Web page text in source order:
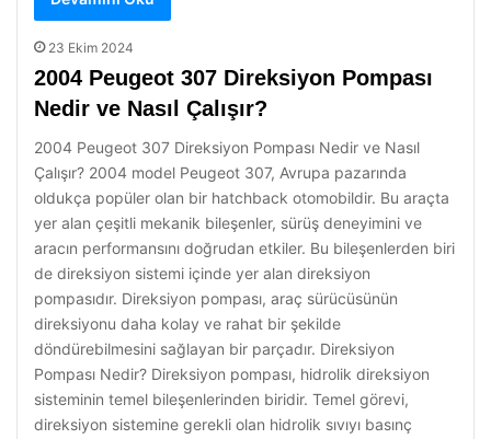
23 Ekim 2024
2004 Peugeot 307 Direksiyon Pompası
Nedir ve Nasıl Çalışır?
2004 Peugeot 307 Direksiyon Pompası Nedir ve Nasıl
Çalışır? 2004 model Peugeot 307, Avrupa pazarında
oldukça popüler olan bir hatchback otomobildir. Bu araçta
yer alan çeşitli mekanik bileşenler, sürüş deneyimini ve
aracın performansını doğrudan etkiler. Bu bileşenlerden biri
de direksiyon sistemi içinde yer alan direksiyon
pompasıdır. Direksiyon pompası, araç sürücüsünün
direksiyonu daha kolay ve rahat bir şekilde
döndürebilmesini sağlayan bir parçadır. Direksiyon
Pompası Nedir? Direksiyon pompası, hidrolik direksiyon
sisteminin temel bileşenlerinden biridir. Temel görevi,
direksiyon sistemine gerekli olan hidrolik sıvıyı basınç